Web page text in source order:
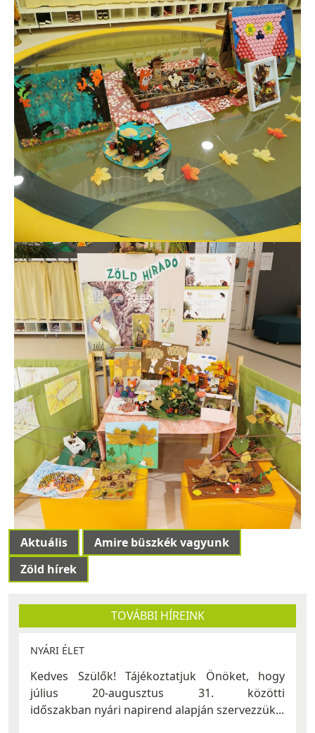
Aktuális
Amire büszkék vagyunk
Zöld hírek
TOVÁBBI HÍREINK
NYÁRI ÉLET
Kedves Szülők! Tájékoztatjuk Önöket, hogy
július 20-augusztus 31. közötti
időszakban nyári napirend alapján szervezzük...